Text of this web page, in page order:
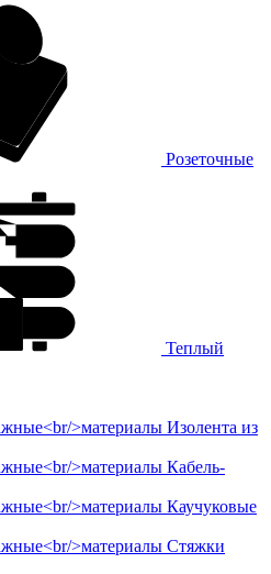
Розеточные
Теплый
Изолента из
Кабель-
Каучуковые
Стяжки